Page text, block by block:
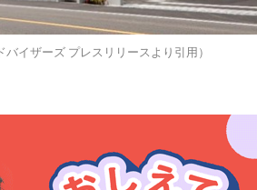
イザーズ プレスリリースより引用）